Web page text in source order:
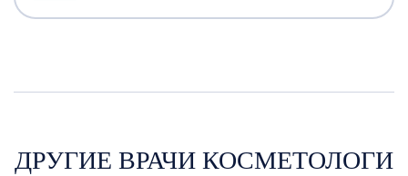
ДРУГИЕ ВРАЧИ КОСМЕТОЛОГИ